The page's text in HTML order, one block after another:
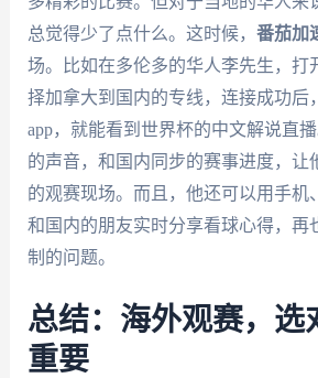
总觉得少了点什么。这时候， 番茄加
场。比如在多伦多的华人李先生，打
择加拿大到国内的专线，连接成功后
app，就能看到世界杯的中文解说直
的声音，和国内同步的赛事进度，让
的观赛现场。而且，他还可以用手机
和国内的朋友实时分享看球心得，再
制的问题。
总结：海外观赛，选
重要